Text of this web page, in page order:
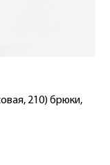
210) брюки,